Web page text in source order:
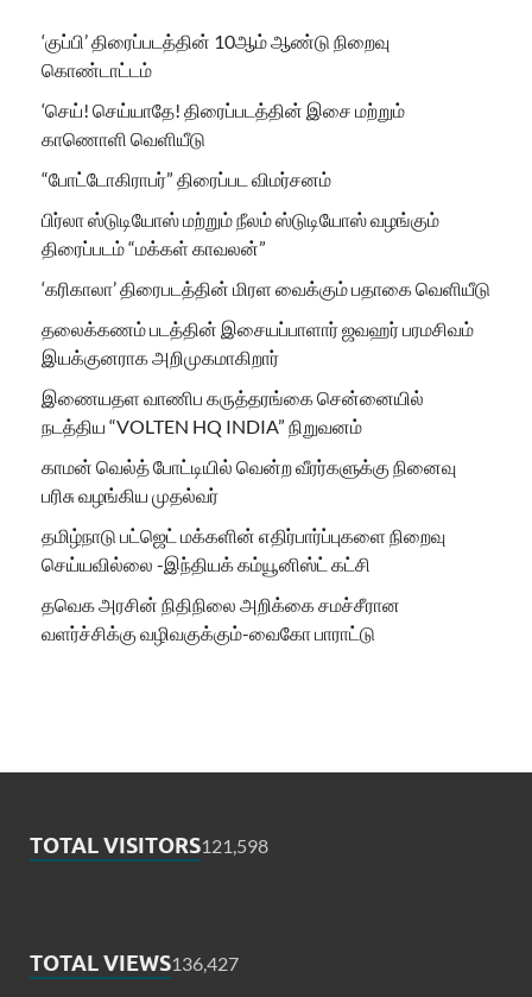
‘குப்பி’ திரைப்படத்தின் 10ஆம் ஆண்டு நிறைவு
கொண்டாட்டம்
‘செய்! செய்யாதே! திரைப்படத்தின் இசை மற்றும்
காணொளி வெளியீடு
“போட்டோகிராபர்” திரைப்பட விமர்சனம்
பிர்லா ஸ்டுடியோஸ் மற்றும் நீலம் ஸ்டுடியோஸ் வழங்கும்
திரைப்படம் “மக்கள் காவலன்”
‘கரிகாலா’ திரைபடத்தின் மிரள வைக்கும் பதாகை வெளியீடு
தலைக்கணம் படத்தின் இசையப்பாளார் ஜவஹர் பரமசிவம்
இயக்குனராக அறிமுகமாகிறார்
இணையதள வாணிப கருத்தரங்கை சென்னையில்
நடத்திய “VOLTEN HQ INDIA” நிறுவனம்
காமன் வெல்த் போட்டியில் வென்ற வீரர்களுக்கு நினைவு
பரிசு வழங்கிய முதல்வர்
தமிழ்நாடு பட்ஜெட் மக்களின் எதிர்பார்ப்புகளை நிறைவு
செய்யவில்லை -இந்தியக் கம்யூனிஸ்ட் கட்சி
தவெக அரசின் நிதிநிலை அறிக்கை சமச்சீரான
வளர்ச்சிக்கு வழிவகுக்கும்-வைகோ பாராட்டு
TOTAL VISITORS121,598
TOTAL VIEWS136,427